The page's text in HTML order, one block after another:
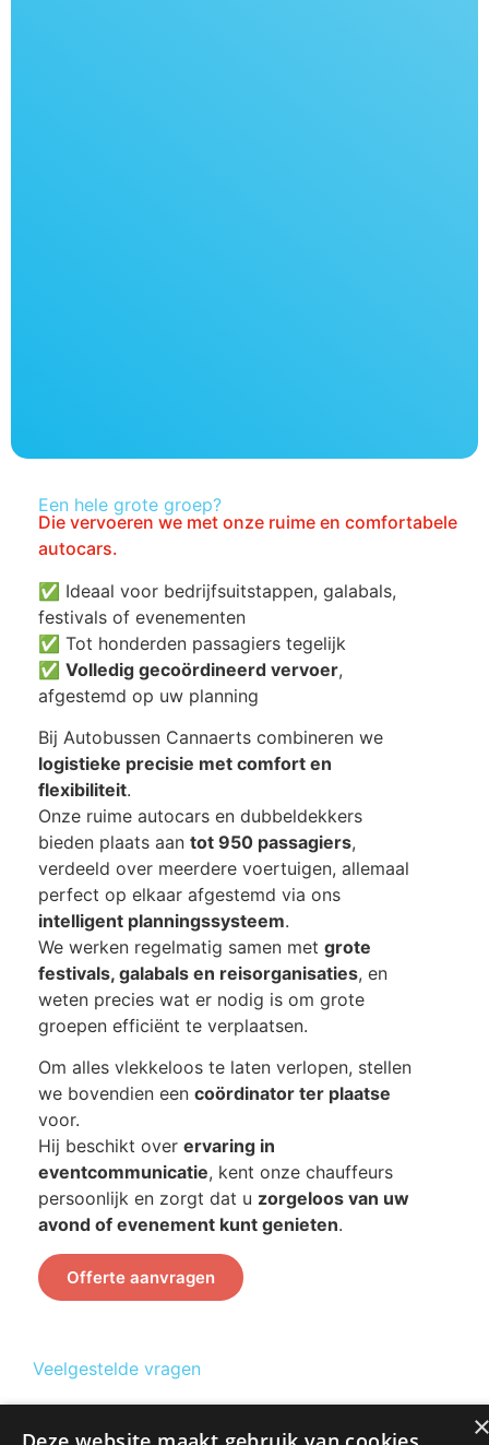
Een hele grote groep?
Die vervoeren we met onze ruime en comfortabele
autocars.
✅ Ideaal voor bedrijfsuitstappen, galabals,
festivals of evenementen
✅ Tot honderden passagiers tegelijk
✅ Volledig gecoördineerd vervoer,
afgestemd op uw planning
Bij Autobussen Cannaerts combineren we
logistieke precisie met comfort en
flexibiliteit.
Onze ruime autocars en dubbeldekkers
bieden plaats aan tot 950 passagiers,
verdeeld over meerdere voertuigen, allemaal
perfect op elkaar afgestemd via ons
intelligent planningssysteem.
We werken regelmatig samen met grote
festivals, galabals en reisorganisaties, en
weten precies wat er nodig is om grote
groepen efficiënt te verplaatsen.
Om alles vlekkeloos te laten verlopen, stellen
we bovendien een coördinator ter plaatse
voor.
Hij beschikt over ervaring in
eventcommunicatie, kent onze chauffeurs
persoonlijk en zorgt dat u zorgeloos van uw
avond of evenement kunt genieten.
Offerte aanvragen
Veelgestelde vragen